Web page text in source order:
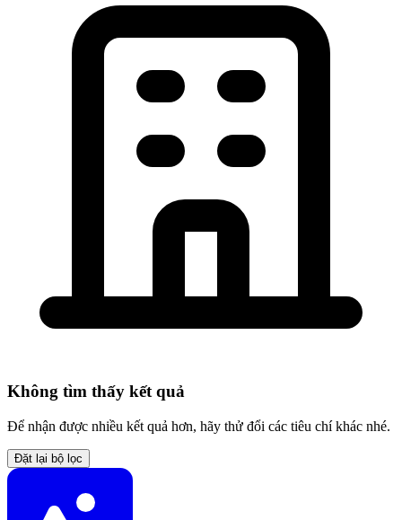
Không tìm thấy kết quả
Để nhận được nhiều kết quả hơn, hãy thử đổi các tiêu chí khác nhé.
Đặt lại bộ lọc